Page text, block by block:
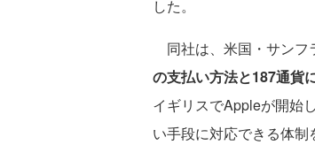
した。
同社は、米国・サンフ
の支払い方法と187通貨
イギリスでAppleが開始
い手段に対応できる体